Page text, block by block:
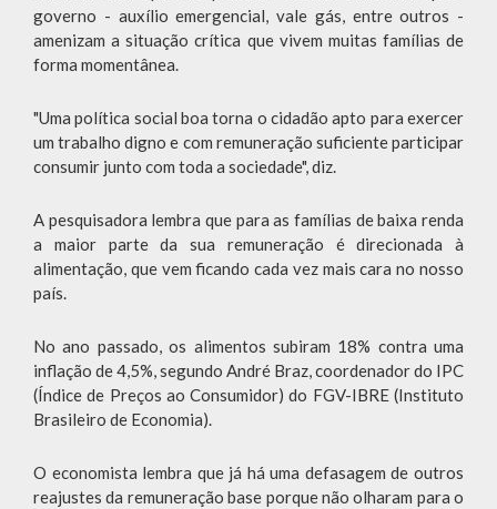
governo - auxílio emergencial, vale gás, entre outros -
amenizam a situação crítica que vivem muitas famílias de
forma momentânea.
"Uma política social boa torna o cidadão apto para exercer
um trabalho digno e com remuneração suficiente participar
consumir junto com toda a sociedade", diz.
A pesquisadora lembra que para as famílias de baixa renda
a maior parte da sua remuneração é direcionada à
alimentação, que vem ficando cada vez mais cara no nosso
país.
No ano passado, os alimentos subiram 18% contra uma
inflação de 4,5%, segundo André Braz, coordenador do IPC
(Índice de Preços ao Consumidor) do FGV-IBRE (Instituto
Brasileiro de Economia).
O economista lembra que já há uma defasagem de outros
reajustes da remuneração base porque não olharam para o